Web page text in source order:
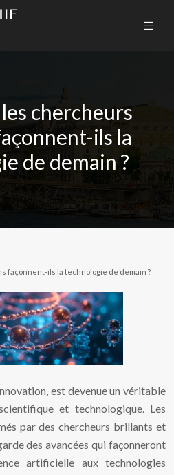
chercheurs
ils la
de demain ?
façonnent-ils la technologie de demain ?
est devenue un véritable
et technologique. Les
par des chercheurs brillants et
des avancées qui façonneront
artificielle aux technologies